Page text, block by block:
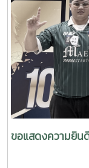
ขอแสดงความยิ